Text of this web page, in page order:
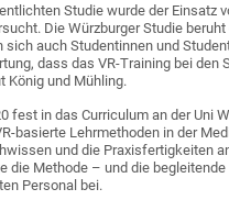
Studie wurde der Einsatz
Die Würzburger Studie
sich auch Studentinnen und
dass das VR-Training bei
König und Mühling.
fest in das Curriculum an der Uni
basierte Lehrmethoden in der
und die Praxisfertigkeiten
die Methode – und die
Personal bei.